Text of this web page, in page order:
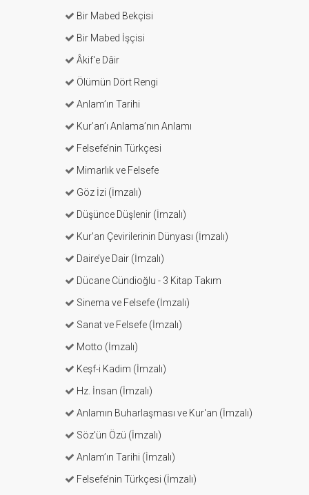
Bir Mabed Bekçisi
Bir Mabed İşçisi
Âkif'e Dâir
Ölümün Dört Rengi
Anlam’ın Tarihi
Kur’an’ı Anlama’nın Anlamı
Felsefe’nin Türkçesi
Mimarlık ve Felsefe
Göz İzi (İmzalı)
Düşünce Düşlenir (İmzalı)
Kur'an Çevirilerinin Dünyası (İmzalı)
Daire’ye Dair (İmzalı)
Dücane Cündioğlu - 3 Kitap Takım
Sinema ve Felsefe (İmzalı)
Sanat ve Felsefe (İmzalı)
Motto (İmzalı)
Keşf-i Kadim (İmzalı)
Hz. İnsan (İmzalı)
Anlamın Buharlaşması ve Kur'an (İmzalı)
Söz'ün Özü (İmzalı)
Anlam’ın Tarihi (İmzalı)
Felsefe’nin Türkçesi (İmzalı)